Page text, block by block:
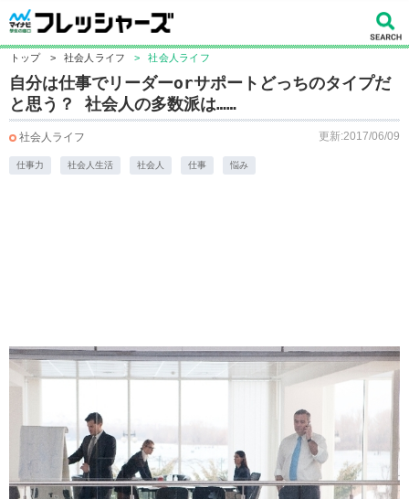
トップ > 社会人ライフ > 社会人ライフ
自分は仕事でリーダーorサポートどっちのタイプだ
と思う？ 社会人の多数派は……
社会人ライフ 更新:2017/06/09
仕事力 社会人生活 社会人 仕事 悩み